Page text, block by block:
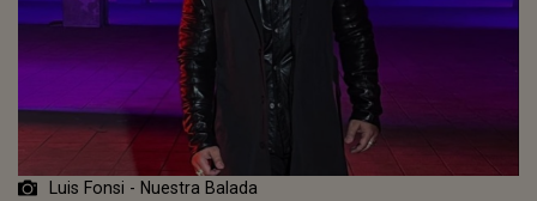
Luis Fonsi - Nuestra Balada